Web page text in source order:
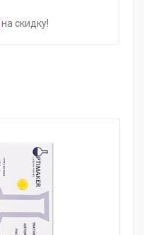
на скидку!